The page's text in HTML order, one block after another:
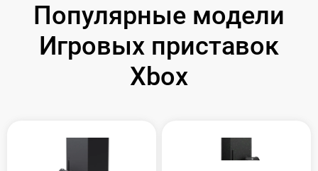
Популярные модели
Игровых приставок
Xbox